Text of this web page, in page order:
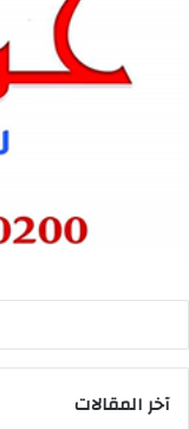
آخر المقالات